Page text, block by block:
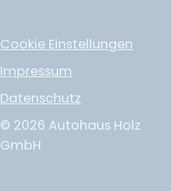
Cookie Einstellungen
Impressum
Datenschutz
© 2026 Autohaus Holz
GmbH